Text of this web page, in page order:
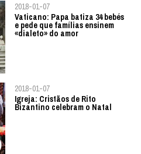
2018-01-07
Vaticano: Papa batiza 34 bebés
e pede que famílias ensinem
«dialeto» do amor
2018-01-07
Igreja: Cristãos de Rito
Bizantino celebram o Natal